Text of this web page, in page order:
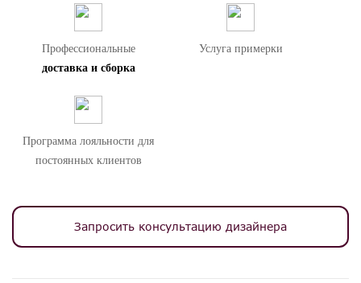
особенностей цветопередачи различных мониторов.
Профессиональные
доставка и сборка
Услуга примерки
Программа лояльности для
постоянных клиентов
Запросить консультацию дизайнера